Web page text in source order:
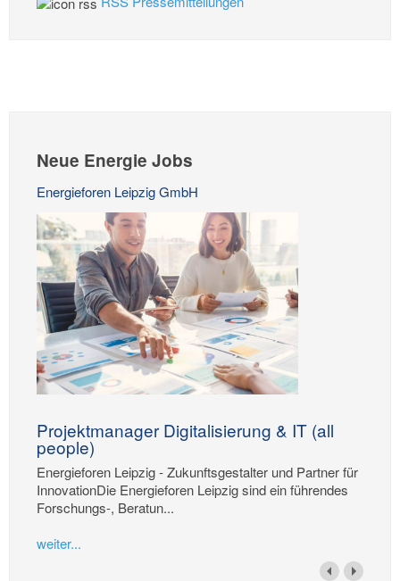
Neue Energie Jobs
Energieforen Leipzig GmbH
Projektmanager Digitalisierung & IT (all
people)
Energieforen Leipzig - Zukunftsgestalter und Partner für
InnovationDie Energieforen Leipzig sind ein führendes
Forschungs-, Beratun...
weiter...